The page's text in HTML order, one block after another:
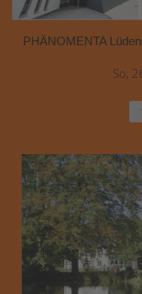
PHÄNOMENTA
So,